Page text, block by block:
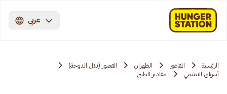
عربي
الرئيسية المقاضي الظهران
القصور (تلال الدوحة)
أسواق التميمي
مقادير الطبخ